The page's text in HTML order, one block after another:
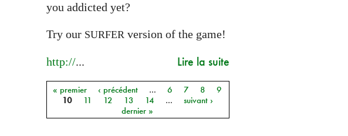
you addicted yet?
Try our SURFER version of the game!
http://... Lire la suite
Pages
« premier ‹ précédent … 6 7 8
9
10
11 12 13 14 …
suivant ›
dernier »